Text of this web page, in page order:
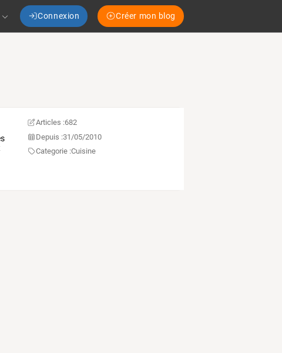
Connexion Créer mon blog
Articles :682
Depuis :31/05/2010
Categorie :Cuisine